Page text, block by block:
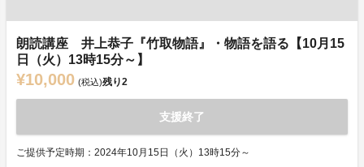
朗読講座 井上恭子『竹取物語』・物語を語る【10月15
日（火）13時15分～】
¥10,000 (税込)残り2
支援終了
ご提供予定時期：2024年10月15日（火）13時15分～